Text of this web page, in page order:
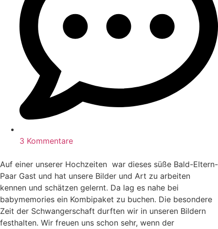
3 Kommentare
Auf einer unserer Hochzeiten war dieses süße Bald-Eltern-
Paar Gast und hat unsere Bilder und Art zu arbeiten
kennen und schätzen gelernt. Da lag es nahe bei
babymemories ein Kombipaket zu buchen. Die besondere
Zeit der Schwangerschaft durften wir in unseren Bildern
festhalten. Wir freuen uns schon sehr, wenn der